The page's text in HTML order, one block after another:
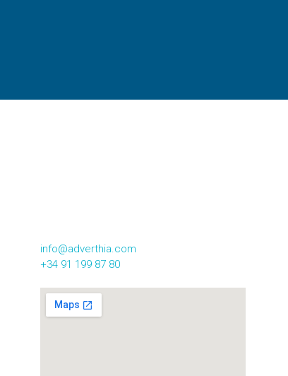
info@adverthia.com
+34 91 199 87 80